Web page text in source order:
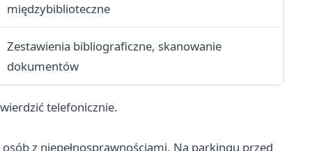
międzybiblioteczne
Zestawienia bibliograficzne, skanowanie
dokumentów
telefonicznie.
z niepełnosprawnościami. Na parkingu przed